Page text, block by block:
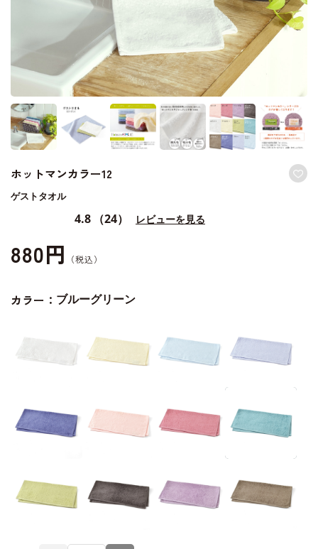
ホットマンカラー12
ゲストタオル
4.8 （24） レビューを見る
880円
カラー： ブルーグリーン